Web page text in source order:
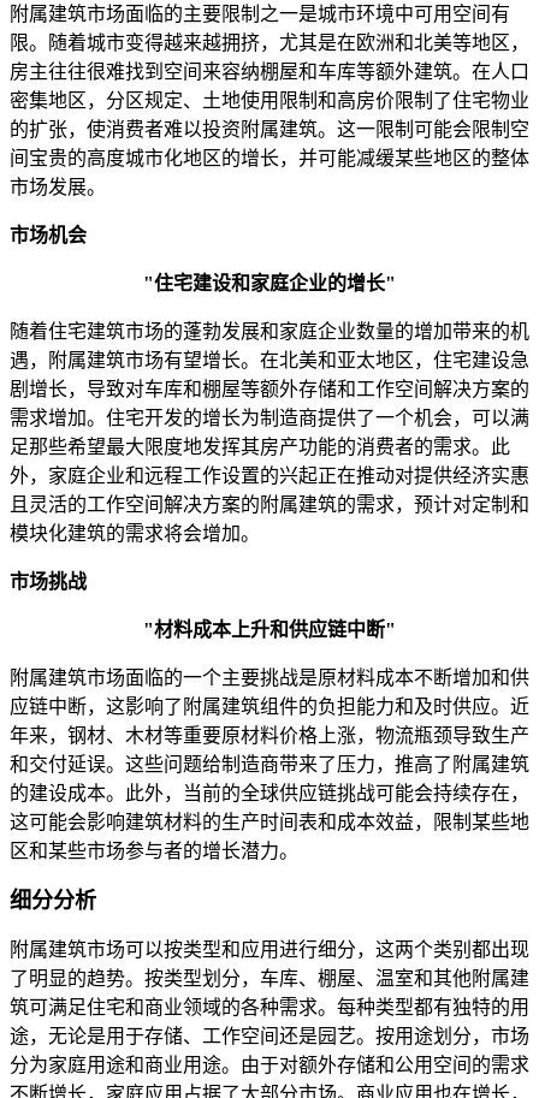
附属建筑市场面临的主要限制之一是城市环境中可用空间有
限。随着城市变得越来越拥挤，尤其是在欧洲和北美等地区，
房主往往很难找到空间来容纳棚屋和车库等额外建筑。在人口
密集地区，分区规定、土地使用限制和高房价限制了住宅物业
的扩张，使消费者难以投资附属建筑。这一限制可能会限制空
间宝贵的高度城市化地区的增长，并可能减缓某些地区的整体
市场发展。
市场机会
"住宅建设和家庭企业的增长"
随着住宅建筑市场的蓬勃发展和家庭企业数量的增加带来的机
遇，附属建筑市场有望增长。在北美和亚太地区，住宅建设急
剧增长，导致对车库和棚屋等额外存储和工作空间解决方案的
需求增加。住宅开发的增长为制造商提供了一个机会，可以满
足那些希望最大限度地发挥其房产功能的消费者的需求。此
外，家庭企业和远程工作设置的兴起正在推动对提供经济实惠
且灵活的工作空间解决方案的附属建筑的需求，预计对定制和
模块化建筑的需求将会增加。
市场挑战
"材料成本上升和供应链中断"
附属建筑市场面临的一个主要挑战是原材料成本不断增加和供
应链中断，这影响了附属建筑组件的负担能力和及时供应。近
年来，钢材、木材等重要原材料价格上涨，物流瓶颈导致生产
和交付延误。这些问题给制造商带来了压力，推高了附属建筑
的建设成本。此外，当前的全球供应链挑战可能会持续存在，
这可能会影响建筑材料的生产时间表和成本效益，限制某些地
区和某些市场参与者的增长潜力。
细分分析
附属建筑市场可以按类型和应用进行细分，这两个类别都出现
了明显的趋势。按类型划分，车库、棚屋、温室和其他附属建
筑可满足住宅和商业领域的各种需求。每种类型都有独特的用
途，无论是用于存储、工作空间还是园艺。按用途划分，市场
分为家庭用途和商业用途。由于对额外存储和公用空间的需求